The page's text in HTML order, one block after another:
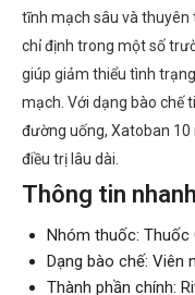
tĩnh mạch sâu và thuyên
chỉ định trong một số
giúp giảm thiểu tình
mạch. Với dạng bào chế
đường uống, Xatoban
điều trị lâu dài.
Thông tin
Nhóm thuốc:
Dạng bào chế: Viên
Thành phần chính: